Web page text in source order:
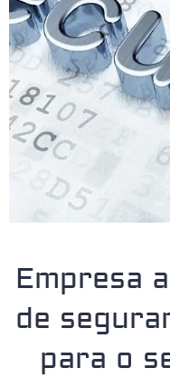
Empresa
de
para o